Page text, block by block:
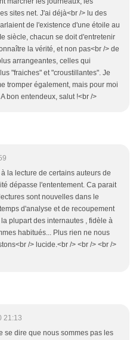
sites net. J'ai déjà<br /> lu des
de l'existence d'une étoile au
siècle, chacun se doit d'entretenir
la vérité, et non pas<br /> de
arrangeantes, celles qui
"fraiches" et "croustillantes". Je
tromper également, mais pour moi
bon entendeux, salut !<br />
la lecture de certains auteurs de
dépasse l'ententement. Ca parait
sont nouvelles dans le
d'analyse et de recoupement
plupart des internautes , fidèle à
habitués... Plus rien ne nous
/> lucide.<br /> <br /> <br />
21:13
se dire que nous sommes pas les